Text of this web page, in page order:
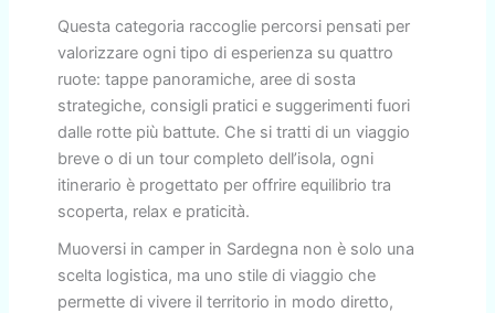
Questa categoria raccoglie percorsi pensati per
valorizzare ogni tipo di esperienza su quattro
ruote: tappe panoramiche, aree di sosta
strategiche, consigli pratici e suggerimenti fuori
dalle rotte più battute. Che si tratti di un viaggio
breve o di un tour completo dell’isola, ogni
itinerario è progettato per offrire equilibrio tra
scoperta, relax e praticità.
Muoversi in camper in Sardegna non è solo una
scelta logistica, ma uno stile di viaggio che
permette di vivere il territorio in modo diretto,